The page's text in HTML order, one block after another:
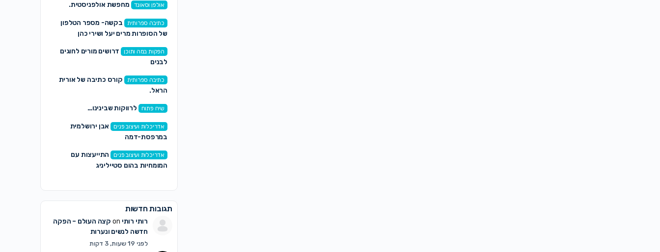
אולפן וסאונד מחפשת אולפניסטית.
כתיבה ספרותית
בקשה- מספר הטלפון
של הסופרות מרים יעל ושירי כהן
הפקות במה ותוכן
דרושים מורים לחוגים
לבנים
כתיבה ספרותית
קורס כתיבה של אורית
הראל.
שיח פתוח לרווקות שבינינו…
אדריכלות ועיצוב פנים
אבן ירושלמית
במרפסת-דמה
אדריכלות ועיצוב פנים
התייעצות עם
המומחיות בהום סטייליניג
תגובות חדשות
רותי רותי
קצה העולם – הפקה
חדשה לנשים ונערות
לפני 19 שעות, 3 דקות